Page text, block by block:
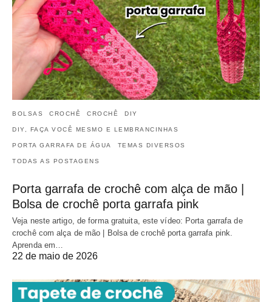
BOLSAS CROCHÊ CROCHÊ DIY
DIY, FAÇA VOCÊ MESMO E LEMBRANCINHAS
PORTA GARRAFA DE ÁGUA TEMAS DIVERSOS
TODAS AS POSTAGENS
Porta garrafa de crochê com alça de mão |
Bolsa de crochê porta garrafa pink
Veja neste artigo, de forma gratuita, este vídeo: Porta garrafa de
crochê com alça de mão | Bolsa de crochê porta garrafa pink.
Aprenda em…
22 de maio de 2026